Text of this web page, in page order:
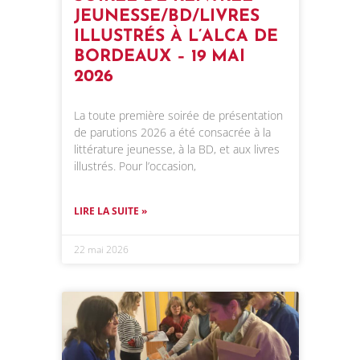
JEUNESSE/BD/LIVRES
ILLUSTRÉS À L’ALCA DE
BORDEAUX – 19 MAI
2026
La toute première soirée de présentation
de parutions 2026 a été consacrée à la
littérature jeunesse, à la BD, et aux livres
illustrés. Pour l’occasion,
LIRE LA SUITE »
22 mai 2026